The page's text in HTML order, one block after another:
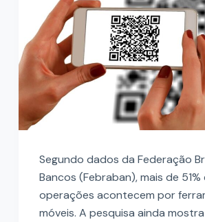
Segundo dados da Federação
Bancos (Febraban), mais de 51%
operações acontecem por
móveis. A pesquisa ainda